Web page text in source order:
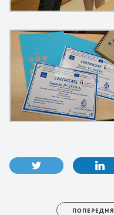
ПОПЕРЕДНЯ